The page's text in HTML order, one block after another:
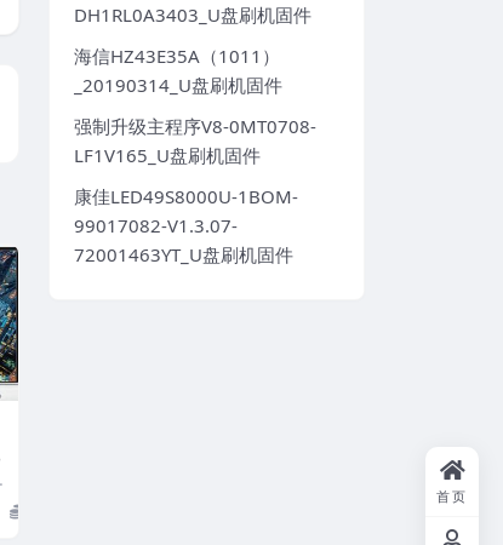
DH1RL0A3403_U盘刷机固件
海信HZ43E35A（1011）
_20190314_U盘刷机固件
强制升级主程序V8-0MT0708-
LF1V165_U盘刷机固件
康佳LED49S8000U-1BOM-
99017082-V1.3.07-
72001463YT_U盘刷机固件
首页